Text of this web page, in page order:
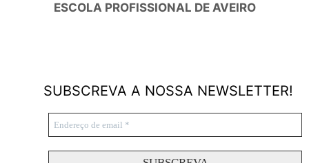
ESCOLA PROFISSIONAL DE AVEIRO
SUBSCREVA A NOSSA NEWSLETTER!